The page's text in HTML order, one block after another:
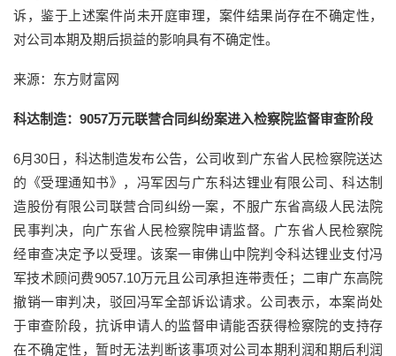
诉，鉴于上述案件尚未开庭审理，案件结果尚存在不确定性，
对公司本期及期后损益的影响具有不确定性。
来源：东方财富网
科达制造：9057万元联营合同纠纷案进入检察院监督审查阶段
6月30日，科达制造发布公告，公司收到广东省人民检察院送达
的《受理通知书》，冯军因与广东科达锂业有限公司、科达制
造股份有限公司联营合同纠纷一案，不服广东省高级人民法院
民事判决，向广东省人民检察院申请监督。广东省人民检察院
经审查决定予以受理。该案一审佛山中院判令科达锂业支付冯
军技术顾问费9057.10万元且公司承担连带责任；二审广东高院
撤销一审判决，驳回冯军全部诉讼请求。公司表示，本案尚处
于审查阶段，抗诉申请人的监督申请能否获得检察院的支持存
在不确定性，暂时无法判断该事项对公司本期利润和期后利润